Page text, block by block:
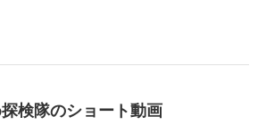
探検隊のショート動画